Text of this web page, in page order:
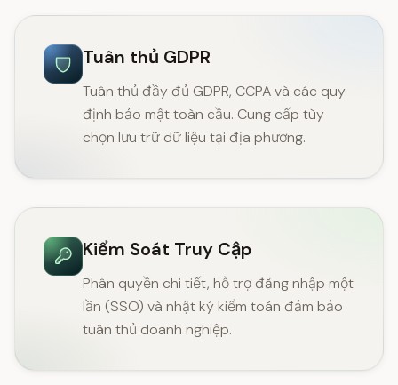
Tuân thủ GDPR
Tuân thủ đầy đủ GDPR, CCPA và các quy
định bảo mật toàn cầu. Cung cấp tùy
chọn lưu trữ dữ liệu tại địa phương.
Kiểm Soát Truy Cập
Phân quyền chi tiết, hỗ trợ đăng nhập một
lần (SSO) và nhật ký kiểm toán đảm bảo
tuân thủ doanh nghiệp.